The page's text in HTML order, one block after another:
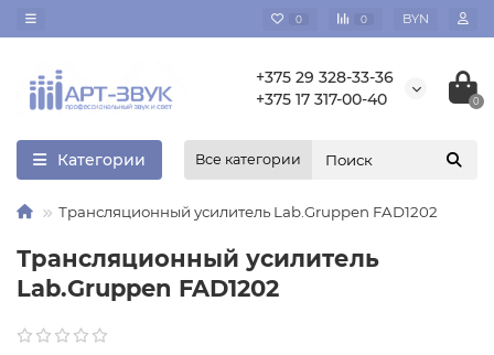
0 0 BYN
+375 29 328-33-36
+375 17 317-00-40
0
Категории Все категории
Трансляционный усилитель Lab.Gruppen FAD1202
Трансляционный усилитель
Lab.Gruppen FAD1202